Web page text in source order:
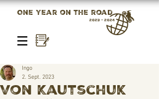
One year on the road
2023 - 2024
Von Kautschuk
Ingo
2. Sept. 2023